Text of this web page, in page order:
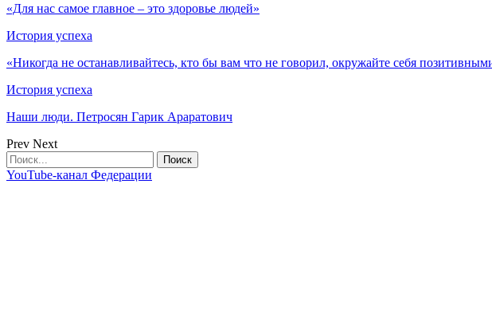
«Для нас самое главное – это здоровье людей»
История успеха
«Никогда не останавливайтесь, кто бы вам что не говорил, окружайте себя
История успеха
Наши люди. Петросян Гарик Араратович
Prev Next
YouTube-канал Федерации